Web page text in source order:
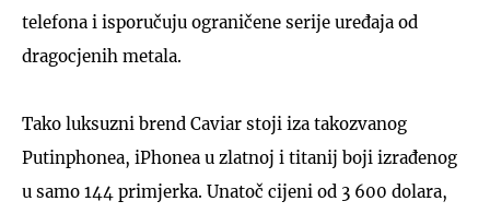
telefona i isporučuju ograničene serije uređaja od
dragocjenih metala.
Tako luksuzni brend Caviar stoji iza takozvanog
Putinphonea, iPhonea u zlatnoj i titanij boji izrađenog
u samo 144 primjerka. Unatoč cijeni od 3 600 dolara,